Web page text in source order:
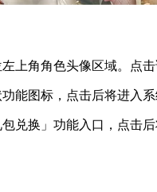
上角角色头像区域。点
能图标，点击后将进入
兑换」功能入口，点击